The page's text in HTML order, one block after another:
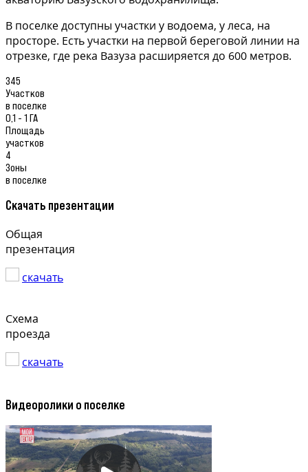
В поселке доступны участки у водоема, у леса, на
просторе. Есть участки на первой береговой линии на
отрезке, где река Вазуза расширяется до 600 метров.
345
Участков
в поселке
0,1 - 1 ГА
Площадь
участков
4
Зоны
в поселке
Скачать презентации
Общая
презентация
скачать
Схема
проезда
скачать
Видеоролики о поселке